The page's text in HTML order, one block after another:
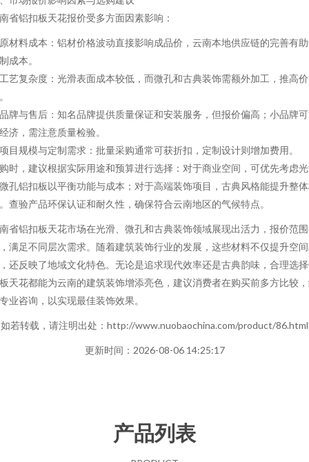
省铝扣板天花报价受多方面因素影响：
材料成本：铝材价格波动直接影响成品价，云南本地供应链的完善有
成本。
艺复杂度：光滑表面成本较低，而微孔和古典装饰需额外加工，推高价
牌与售后：知名品牌提供质量保证和安装服务，但报价偏高；小品牌
济，需注意质量检验。
目规模与定制需求：批量采购通常可获折扣，定制设计则增加费用。
时，建议根据实际用途和预算进行选择：对于商业空间，可优先考虑
孔铝扣板以平衡功能与成本；对于高端装饰项目，古典风格能提升整
查验产品环保认证和耐久性，确保符合云南地区的气候特点。
省铝扣板天花市场在光滑、微孔和古典装饰领域展现出活力，报价范
满足不同层次需求。随着建筑装饰行业的发展，这些材料不仅提升空
还反映了地域文化特色。无论是追求现代效率还是古典韵味，合理选
天花都能为云南的建筑装饰增添亮色，建议消费者在购买前多方比较
业咨询，以实现最佳装饰效果。
如若转载，请注明出处：http://www.nuobaochina.com/product/86.html
更新时间：2026-08-06 14:25:17
产品列表